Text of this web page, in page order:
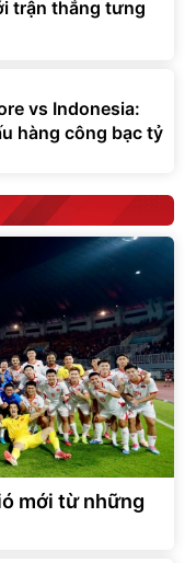
trận thắng tưng
vs Indonesia:
hàng công bạc tỷ
mới từ những